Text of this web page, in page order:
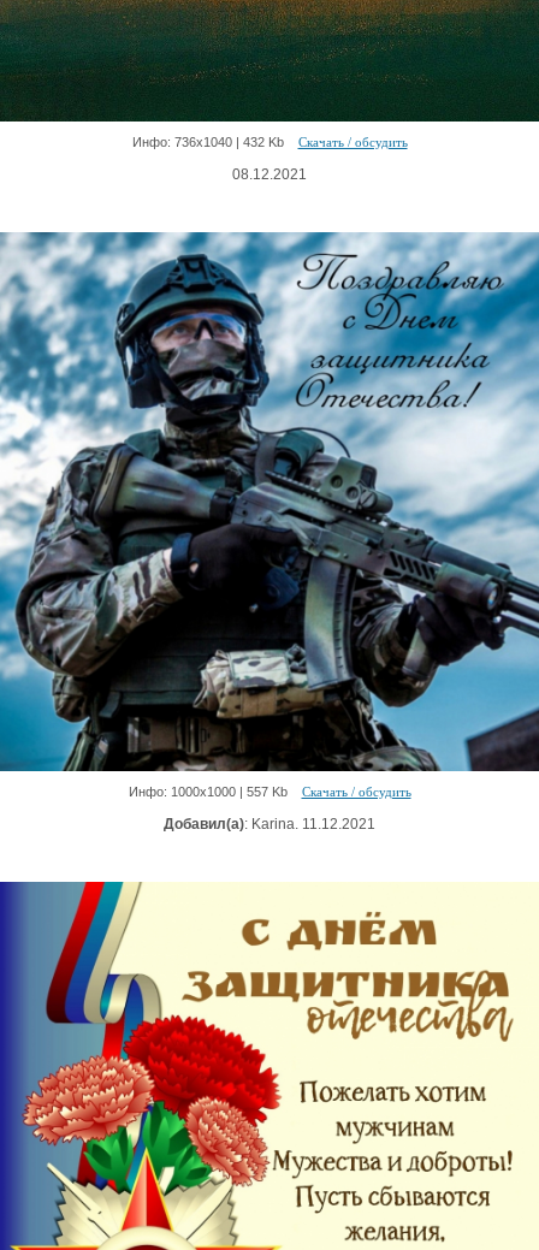
Инфо: 736х1040 | 432 Kb Скачать / обсудить
08.12.2021
Инфо: 1000х1000 | 557 Kb Скачать / обсудить
Добавил(а): Karina. 11.12.2021